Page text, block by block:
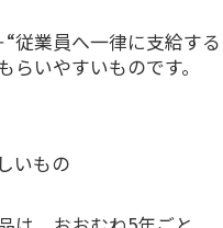
従業員へ一律に支給する
いやすいものです。
いもの